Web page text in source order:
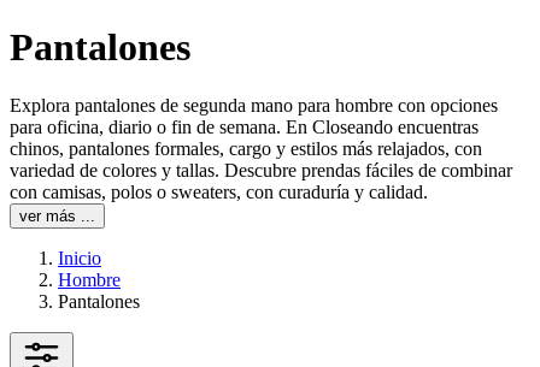
Pantalones
Explora pantalones de segunda mano para hombre con opciones
para oficina, diario o fin de semana. En Closeando encuentras
chinos, pantalones formales, cargo y estilos más relajados, con
variedad de colores y tallas. Descubre prendas fáciles de combinar
con camisas, polos o sweaters, con curaduría y calidad.
ver más ...
Inicio
Hombre
Pantalones